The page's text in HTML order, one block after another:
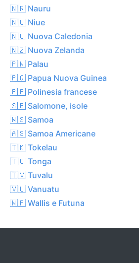
🇳🇷 Nauru
🇳🇺 Niue
🇳🇨 Nuova Caledonia
🇳🇿 Nuova Zelanda
🇵🇼 Palau
🇵🇬 Papua Nuova Guinea
🇵🇫 Polinesia francese
🇸🇧 Salomone, isole
🇼🇸 Samoa
🇦🇸 Samoa Americane
🇹🇰 Tokelau
🇹🇴 Tonga
🇹🇻 Tuvalu
🇻🇺 Vanuatu
🇼🇫 Wallis e Futuna